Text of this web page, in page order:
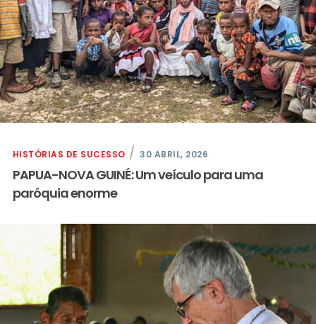
HISTÓRIAS DE SUCESSO 30 ABRIL, 2026
PAPUA-NOVA GUINÉ: Um veículo para uma
paróquia enorme